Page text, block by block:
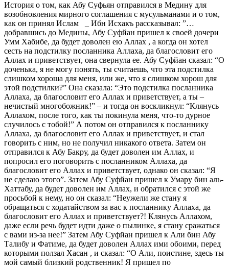
История о том, как Абу Суфьян отправился в Медину для
возобновления мирного соглашения с мусульманами и о том,
как он принял Ислам _ Ибн Исхакъ рассказывал: ”…
добравшись до Медины, Абу Суфйан пришел к своей дочери
Умм Хабибе, да будет доволен ею Аллах , а когда он хотел
сесть на подстилку посланника Аллаха, да благословит его
Аллах и приветствует, она свернула ее. Абу Суфйан сказал: “О
доченька, я не могу понять, ты считаешь, что эта подстилка
слишком хороша для меня, или же, что я слишком хорош для
этой подстилки?” Она сказала: “Это подстилка посланника
Аллаха, да благословит его Аллах и приветствует, а ты –
нечистый многобожник!” – и тогда он воскликнул: “Клянусь
Аллахом, после того, как ты покинула меня, что-то дурное
случилось с тобой!” А потом он отправился к посланнику
Аллаха, да благословит его Аллах и приветствует, и стал
говорить с ним, но не получил никакого ответа. Затем он
отправился к Абу Бакру, да будет доволен им Аллах, и
попросил его поговорить с посланником Аллаха, да
благословит его Аллах и приветствует, однако он сказал: “Я
не сделаю этого”. Затем Абу Суфйан пришел к Умару бин аль-
Хаттабу, да будет доволен им Аллах, и обратился с этой же
просьбой к нему, но он сказал: “Неужели же стану я
обращаться с ходатайством за вас к посланнику Аллаха, да
благословит его Аллах и приветствует?! Клянусь Аллахом,
даже если речь будет идти даже о пылинке, я стану сражаться
с вами из-за нее!” Затем Абу Суфйан пришел к Али бин Абу
Талибу и Фатиме, да будет доволен Аллах ими обоими, перед
которыми ползал Хасан , и сказал: “О Али, поистине, здесь ты
мой самый близкий родственник! Я пришел по